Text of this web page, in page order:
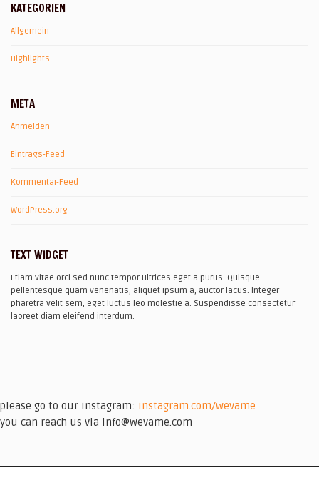
KATEGORIEN
Allgemein
Highlights
META
Anmelden
Eintrags-Feed
Kommentar-Feed
WordPress.org
TEXT WIDGET
Etiam vitae orci sed nunc tempor ultrices eget a purus. Quisque
pellentesque quam venenatis, aliquet ipsum a, auctor lacus. Integer
pharetra velit sem, eget luctus leo molestie a. Suspendisse consectetur
laoreet diam eleifend interdum.
please go to our instagram: instagram.com/wevame
you can reach us via info@wevame.com